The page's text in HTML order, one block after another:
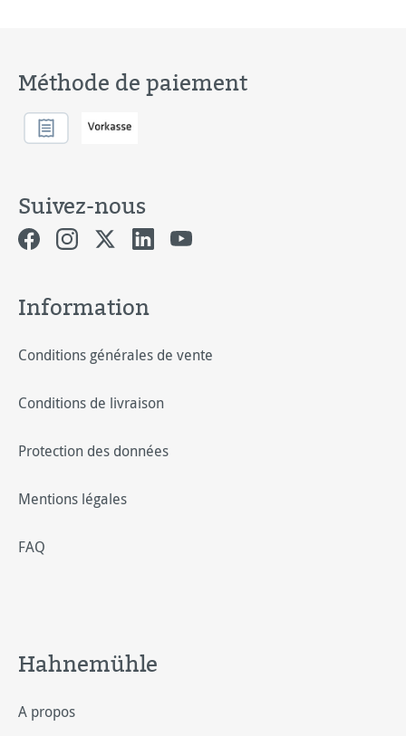
Méthode de paiement
Suivez-nous
Information
Conditions générales de vente
Conditions de livraison
Protection des données
Mentions légales
FAQ
Hahnemühle
A propos